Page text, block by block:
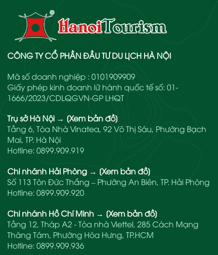
CÔNG TY CỔ PHẦN ĐẦU TƯ DU LỊCH HÀ NỘI
Mã số doanh nghiệp : 0101909909
Giấy phép kinh doanh lữ hành quốc tế số: 01-
1666/2023/CDLQGVN-GP LHQT
Trụ sở Hà Nội → [Xem bản đồ]
Tầng 6, Tòa Nhà Vinatea, 92 Võ Thị Sáu, Phường Bạch
Mai, TP. Hà Nội
Hotline: 0899.909.919
Chi nhánh Hải Phòng → [Xem bản đồ]
Số 113 Tôn Đức Thắng – Phường An Biên, TP. Hải Phòng
Hotline: 0899.909.920
Chi nhánh Hồ Chí Minh → [Xem bản đồ]
Tầng 12, Tháp A2 - Tòa nhà Viettel, 285 Cách Mạng
Tháng Tám, Phường Hòa Hưng, TP.HCM
Hotline: 0899.909.936